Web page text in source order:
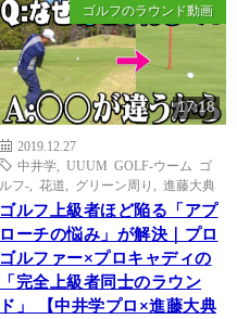
ゴルフのラウンド動画
17:18
2019.12.27
中井学
UUUM GOLF-ウーム ゴ
ルフ-
花道 グリーン周り 進藤大典
ゴルフ上級者ほど陥る「アプ
ローチの悩み」が解決｜プロ
ゴルファー×プロキャディの
「完全上級者同士のラウン
ド」 【中井学プロ×進藤大典